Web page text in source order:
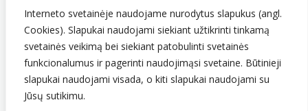
Interneto svetainėje naudojame nurodytus slapukus (angl.
Cookies). Slapukai naudojami siekiant užtikrinti tinkamą
svetainės veikimą bei siekiant patobulinti svetainės
funkcionalumus ir pagerinti naudojimąsi svetaine. Būtinieji
slapukai naudojami visada, o kiti slapukai naudojami su
Jūsų sutikimu.
LT907432416